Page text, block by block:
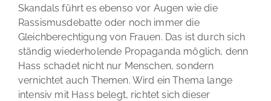
Skandals führt es ebenso vor Augen wie die
Rassismusdebatte oder noch immer die
Gleichberechtigung von Frauen. Das ist durch sich
ständig wiederholende Propaganda möglich, denn
Hass schadet nicht nur Menschen, sondern
vernichtet auch Themen. Wird ein Thema lange
intensiv mit Hass belegt, richtet sich dieser